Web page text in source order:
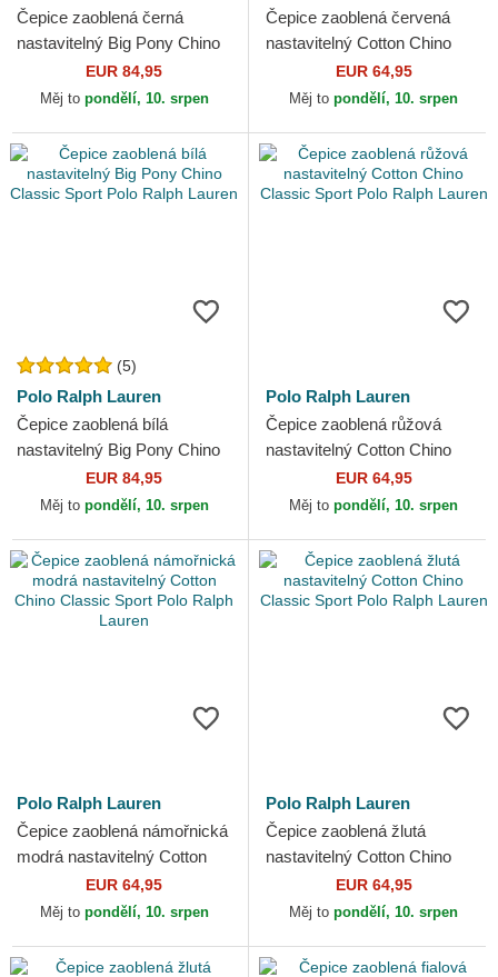
Čepice zaoblená černá
nastavitelný Big Pony Chino
Classic Sport Polo Ralph
Lauren
EUR 84,95
Měj to pondělí, 10. srpen
Čepice zaoblená červená
nastavitelný Cotton Chino
Classic Sport Polo Ralph
Lauren
EUR 64,95
Měj to pondělí, 10. srpen
(5)
Polo Ralph Lauren
Čepice zaoblená bílá
nastavitelný Big Pony Chino
Classic Sport Polo Ralph
Lauren
EUR 84,95
Měj to pondělí, 10. srpen
Polo Ralph Lauren
Čepice zaoblená růžová
nastavitelný Cotton Chino
Classic Sport Polo Ralph
Lauren
EUR 64,95
Měj to pondělí, 10. srpen
Polo Ralph Lauren
Čepice zaoblená námořnická
modrá nastavitelný Cotton
Chino Classic Sport Polo
Ralph Lauren
EUR 64,95
Měj to pondělí, 10. srpen
Polo Ralph Lauren
Čepice zaoblená žlutá
nastavitelný Cotton Chino
Classic Sport Polo Ralph
Lauren
EUR 64,95
Měj to pondělí, 10. srpen